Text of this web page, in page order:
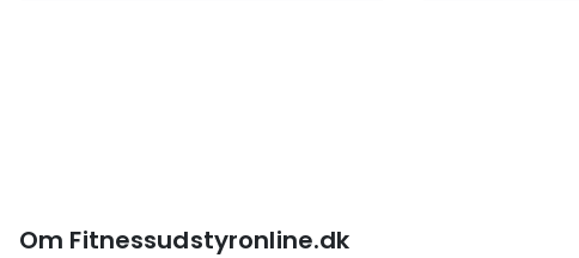
Om Fitnessudstyronline.dk